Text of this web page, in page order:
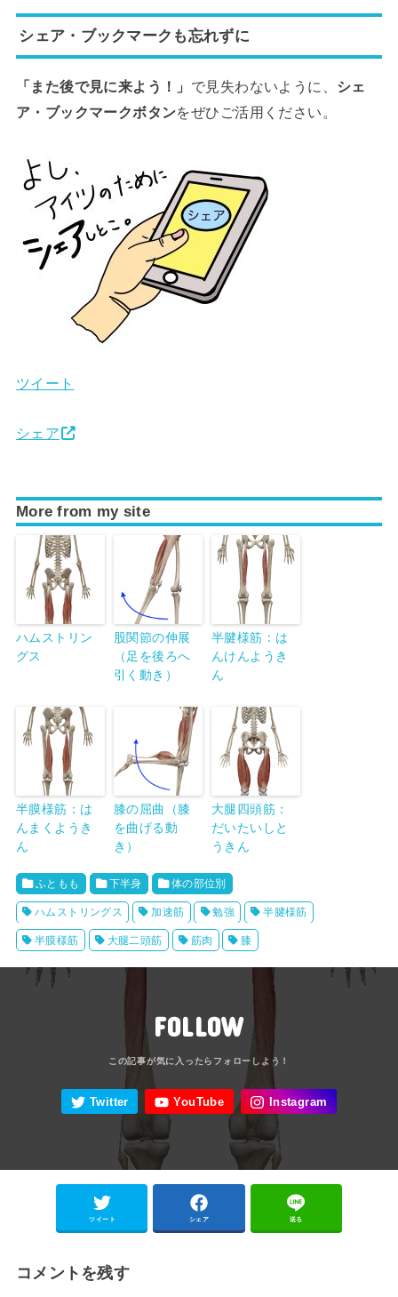
シェア・ブックマークも忘れずに
「また後で見に来よう！」 で見失わないように、 シェ
ア・ブックマークボタンをぜひご活用ください。
ツイート
シェア
More from my site
ハムストリン
グス
股関節の伸展
（足を後ろへ
引く動き）
半腱様筋：は
んけんようき
ん
半膜様筋：は
んまくようき
ん
膝の屈曲（膝
を曲げる動
き）
大腿四頭筋：
だいたいしと
うきん
ふともも 下半身 体の部位別
ハムストリングス 加速筋 勉強 半腱様筋
半膜様筋 大腿二頭筋 筋肉 膝
FOLLOW
ツイート シェア 送る
コメントを残す